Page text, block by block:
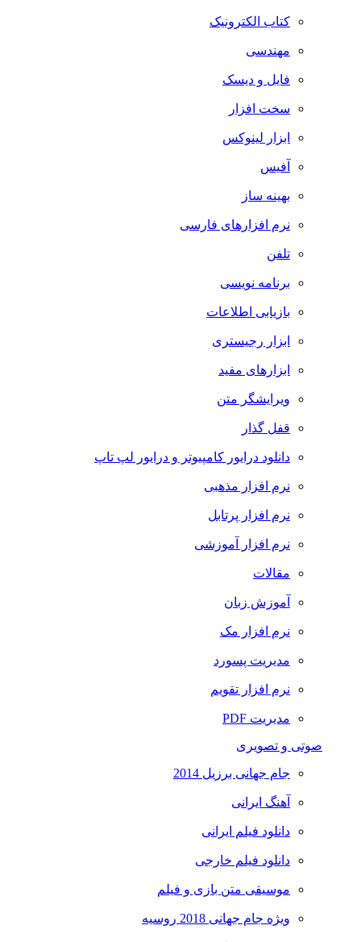
کتاب الکترونیک
مهندسی
فایل و دیسک
سخت افزار
ابزار لینوکس
آفیس
بهینه ساز
نرم افزارهای فارسی
تلفن
برنامه نویسی
بازیابی اطلاعات
ابزار رجیستری
ابزارهای مفید
ویرایشگر متن
قفل گذار
دانلود درایور کامپیوتر و درایور لپ تاپ
نرم افزار مذهبی
نرم افزار پرتابل
نرم افزار آموزشی
مقالات
آموزش زبان
نرم افزار مک
مدیریت پسورد
نرم افزار تقویم
مدیریت PDF
صوتی و تصویری
جام جهانی برزیل 2014
آهنگ ایرانی
دانلود فیلم ایرانی
دانلود فیلم خارجی
موسیقی متن بازی و فیلم
ویژه جام جهانی 2018 روسیه